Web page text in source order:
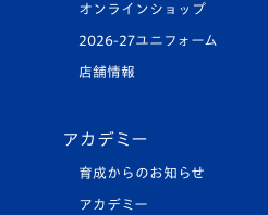
オンラインショップ
2026-27ユニフォーム
店舗情報
アカデミー
育成からのお知らせ
アカデミー